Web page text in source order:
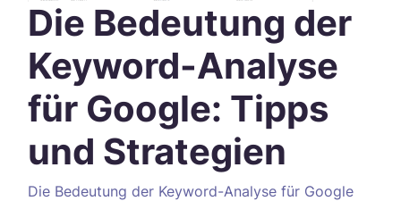
Die Bedeutung der
Keyword-Analyse
für Google: Tipps
und Strategien
Die Bedeutung der Keyword-Analyse für Google